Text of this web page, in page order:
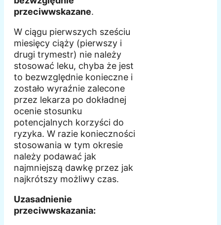
przeciwwskazane.
W ciągu pierwszych sześciu
miesięcy ciąży (pierwszy i
drugi trymestr) nie należy
stosować leku, chyba że jest
to bezwzględnie konieczne i
zostało wyraźnie zalecone
przez lekarza po dokładnej
ocenie stosunku
potencjalnych korzyści do
ryzyka. W razie konieczności
stosowania w tym okresie
należy podawać jak
najmniejszą dawkę przez jak
najkrótszy możliwy czas.
Uzasadnienie
przeciwwskazania: